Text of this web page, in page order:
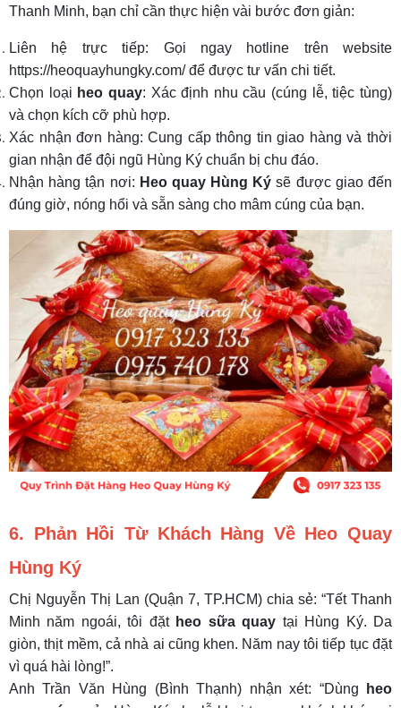
Thanh Minh, bạn chỉ cần thực hiện vài bước đơn giản:
Liên hệ trực tiếp: Gọi ngay hotline trên website
https://heoquayhungky.com/ để được tư vấn chi tiết.
Chọn loại heo quay: Xác định nhu cầu (cúng lễ, tiệc tùng)
và chọn kích cỡ phù hợp.
Xác nhận đơn hàng: Cung cấp thông tin giao hàng và thời
gian nhận để đội ngũ Hùng Ký chuẩn bị chu đáo.
Nhận hàng tận nơi: Heo quay Hùng Ký sẽ được giao đến
đúng giờ, nóng hổi và sẵn sàng cho mâm cúng của bạn.
6. Phản Hồi Từ Khách Hàng Về Heo Quay
Hùng Ký
Chị Nguyễn Thị Lan (Quận 7, TP.HCM) chia sẻ: “Tết Thanh
Minh năm ngoái, tôi đặt heo sữa quay tại Hùng Ký. Da
giòn, thịt mềm, cả nhà ai cũng khen. Năm nay tôi tiếp tục đặt
vì quá hài lòng!”.
Anh Trần Văn Hùng (Bình Thạnh) nhận xét: “Dùng
heo